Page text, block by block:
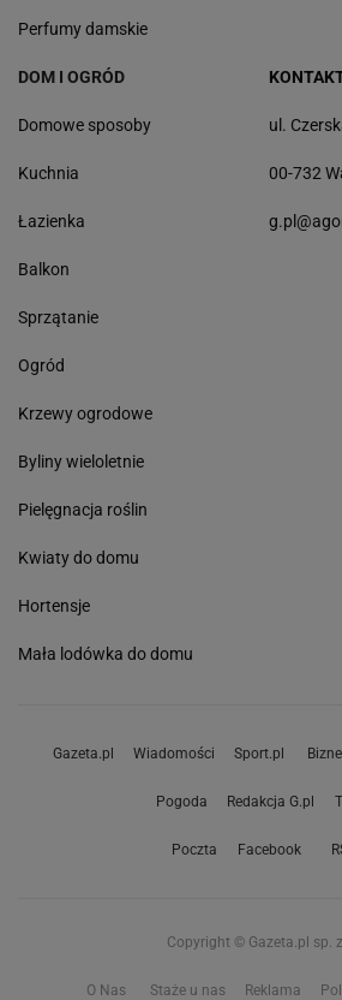
Perfumy damskie
DOM I OGRÓD
Domowe sposoby
Kuchnia
Łazienka
Balkon
Sprzątanie
Ogród
Krzewy ogrodowe
Byliny wieloletnie
Pielęgnacja roślin
Kwiaty do domu
Hortensje
Mała lodówka do domu
ul.
00-732
Gazeta.pl Wiadomości Sport.pl
Pogoda Redakcja G.pl
Poczta Facebook
Copyright © Gazeta.pl sp.
O Nas Staże u nas Reklama